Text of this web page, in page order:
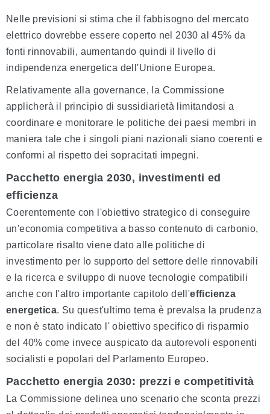
Nelle previsioni si stima che il fabbisogno del mercato
elettrico dovrebbe essere coperto nel 2030 al 45% da
fonti rinnovabili, aumentando quindi il livello di
indipendenza energetica dell'Unione Europea.
Relativamente alla governance, la Commissione
applicherà il principio di sussidiarietà limitandosi a
coordinare e monitorare le politiche dei paesi membri in
maniera tale che i singoli piani nazionali siano coerenti e
conformi al rispetto dei sopracitati impegni.
Pacchetto energia 2030, investimenti ed
efficienza
Coerentemente con l'obiettivo strategico di conseguire
un'economia competitiva a basso contenuto di carbonio,
particolare risalto viene dato alle politiche di
investimento per lo supporto del settore delle rinnovabili
e la ricerca e sviluppo di nuove tecnologie compatibili
anche con l'altro importante capitolo dell'efficienza
energetica. Su quest'ultimo tema è prevalsa la prudenza
e non è stato indicato l' obiettivo specifico di risparmio
del 40% come invece auspicato da autorevoli esponenti
socialisti e popolari del Parlamento Europeo.
Pacchetto energia 2030: prezzi e competitività
La Commissione delinea uno scenario che sconta prezzi